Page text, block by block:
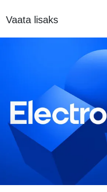
Vaata lisaks